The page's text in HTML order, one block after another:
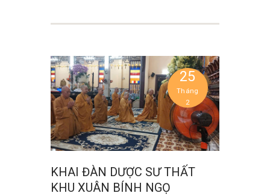
25
Tháng
2
KHAI ĐÀN DƯỢC SƯ THẤT
KHU XUÂN BÍNH NGỌ